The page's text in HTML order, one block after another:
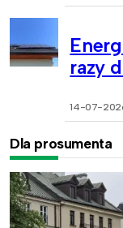
razy
14-07-
Dla prosumenta